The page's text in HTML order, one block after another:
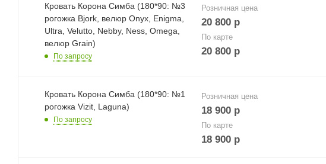
Кровать Корона Симба (180*90: №3
рогожка Bjork, велюр Onyx, Enigma,
Ultra, Velutto, Nebby, Ness, Omega,
велюр Grain)
По запросу
Розничная цена
20 800р
По карте
20 800р
Кровать Корона Симба (180*90: №1
рогожка Vizit, Laguna)
По запросу
Розничная цена
18 900р
По карте
18 900р